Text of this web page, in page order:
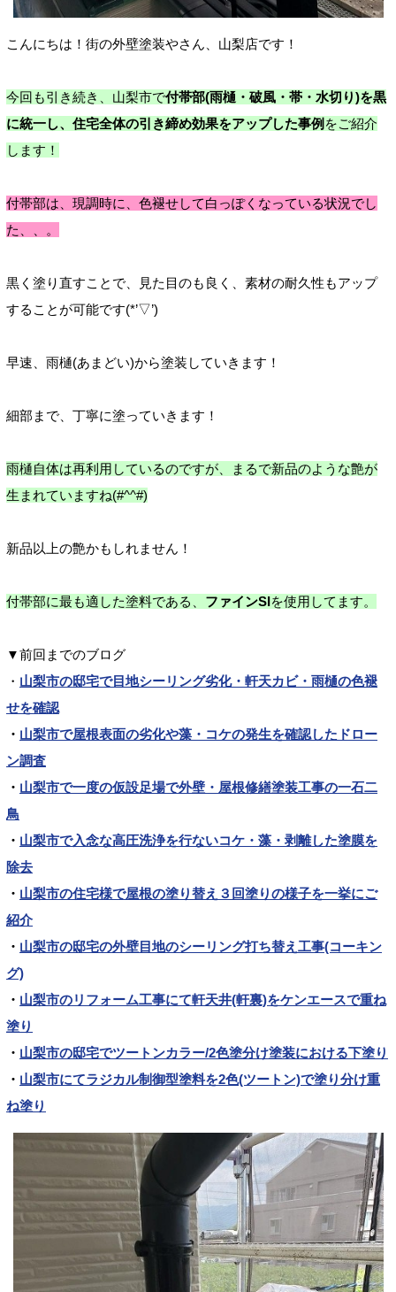
こんにちは！街の外壁塗装やさん、山梨店です！
今回も引き続き、山梨市で付帯部(雨樋・破風・帯・水切り)を黒
に統一し、住宅全体の引き締め効果をアップした事例 をご紹介
します！
付帯部は、現調時に、色褪せして白っぽくなっている状況でし
た、、。
黒く塗り直すことで、見た目のも良く、素材の耐久性もアップ
することが可能です(*’▽’)
早速、雨樋(あまどい)から塗装していきます！
細部まで、丁寧に塗っていきます！
雨樋自体は再利用しているのですが、まるで新品のような艶が
生まれていますね(#^^#)
新品以上の艶かもしれません！
付帯部に最も適した塗料である、 ファインSIを使用してます。
▼前回までのブログ
・ 山梨市の邸宅で目地シーリング劣化・軒天カビ・雨樋の色褪
せを確認
・ 山梨市で屋根表面の劣化や藻・コケの発生を確認したドロー
ン調査
・ 山梨市で一度の仮設足場で外壁・屋根修繕塗装工事の一石二
鳥
・ 山梨市で入念な高圧洗浄を行ないコケ・藻・剥離した塗膜を
除去
・ 山梨市の住宅様で屋根の塗り替え３回塗りの様子を一挙にご
紹介
・ 山梨市の邸宅の外壁目地のシーリング打ち替え工事(コーキン
グ)
・ 山梨市のリフォーム工事にて軒天井(軒裏)をケンエースで重ね
塗り
・ 山梨市の邸宅でツートンカラー/2色塗分け塗装における下塗り
・ 山梨市にてラジカル制御型塗料を2色(ツートン)で塗り分け重
ね塗り